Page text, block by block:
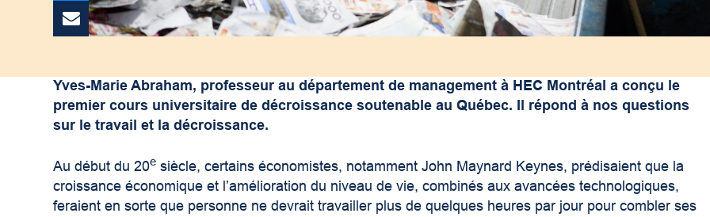
Yves-Marie Abraham, professeur au département de management à HEC Montréal a conçu le
premier cours universitaire de décroissance soutenable au Québec. Il répond à nos questions
sur le travail et la décroissance.
Au début du 20e siècle, certains économistes, notamment John Maynard Keynes, prédisaient que la
croissance économique et l’amélioration du niveau de vie, combinés aux avancées technologiques,
feraient en sorte que personne ne devrait travailler plus de quelques heures par jour pour combler ses